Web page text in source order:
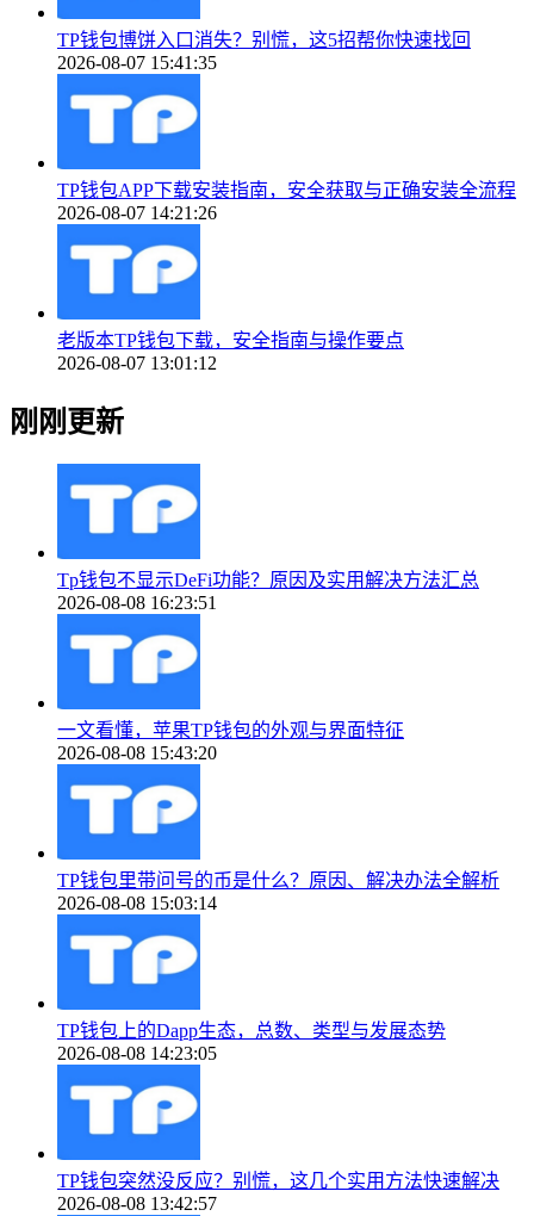
TP钱包博饼入口消失？别慌，这5招帮你快速找回
2026-08-07 15:41:35
TP钱包APP下载安装指南，安全获取与正确安装全流程
2026-08-07 14:21:26
老版本TP钱包下载，安全指南与操作要点
2026-08-07 13:01:12
刚刚更新
Tp钱包不显示DeFi功能？原因及实用解决方法汇总
2026-08-08 16:23:51
一文看懂，苹果TP钱包的外观与界面特征
2026-08-08 15:43:20
TP钱包里带问号的币是什么？原因、解决办法全解析
2026-08-08 15:03:14
TP钱包上的Dapp生态，总数、类型与发展态势
2026-08-08 14:23:05
TP钱包突然没反应？别慌，这几个实用方法快速解决
2026-08-08 13:42:57